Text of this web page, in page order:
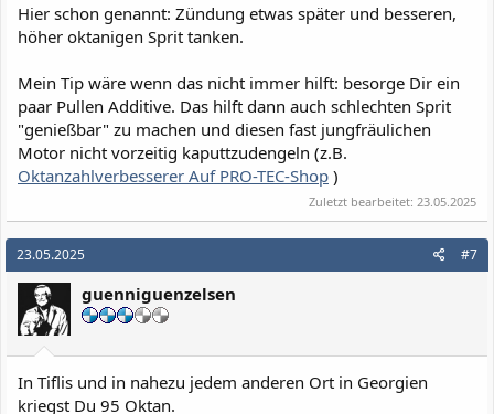
Sobald das Klappern auftritt, nehm ich etwas Gas raus und es ist
weg, aber ich bin auch langsamer :-). Alternativ hilft
runterschalten und Drehzahl geben. Aktuell läuft der Bock auf
guten armenischen 92er.
Ich bin Klappern gewohnt, aber das klingt nicht wirklich normal.
Die Frage in die Runde ist, ob ich hier kluge Diagnose betreiben
kann, und ggf. versuche mir Teile vorzuschicken (Kettenspanner
bspw.?).
Die Gute hat noch etwa 35.000km vor sich, und in der Mongolei ist
Schaden abzuwenden.
Danke euch Vorab und viele Grüße aus Tiflis.
Randbedingungen:
Laufleistung in km: 13.000
Kettenspanner links neu
Hier schon genannt: Zündung etwas später und besseren,
höher oktanigen Sprit tanken.
Mein Tip wäre wenn das nicht immer hilft: besorge Dir ein
paar Pullen Additive. Das hilft dann auch schlechten Sprit
"genießbar" zu machen und diesen fast jungfräulichen
Motor nicht vorzeitig kaputtzudengeln (z.B.
Oktanzahlverbesserer Auf PRO-TEC-Shop )
Zuletzt bearbeitet: 23.05.2025
23.05.2025 #7
guenniguenzelsen
In Tiflis und in nahezu jedem anderen Ort in Georgien
kriegst Du 95 Oktan.